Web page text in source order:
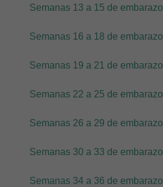
Semanas 13 a 15 de embarazo
Semanas 16 a 18 de embarazo
Semanas 19 a 21 de embarazo
Semanas 22 a 25 de embarazo
Semanas 26 a 29 de embarazo
Semanas 30 a 33 de embarazo
Semanas 34 a 36 de embarazo